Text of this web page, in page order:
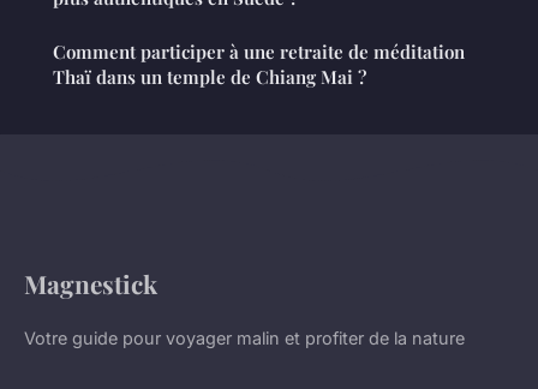
Comment participer à une retraite de méditation
Thaï dans un temple de Chiang Mai ?
Magnestick
Votre guide pour voyager malin et profiter de la nature